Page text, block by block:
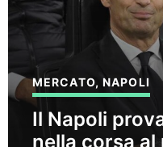
MERCATO, NAPOLI
Il Napoli
nella corsa